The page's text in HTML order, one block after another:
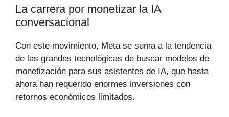
La carrera por monetizar la IA
conversacional
Con este movimiento, Meta se suma a la tendencia
de las grandes tecnológicas de buscar modelos de
monetización para sus asistentes de IA, que hasta
ahora han requerido enormes inversiones con
retornos económicos limitados.